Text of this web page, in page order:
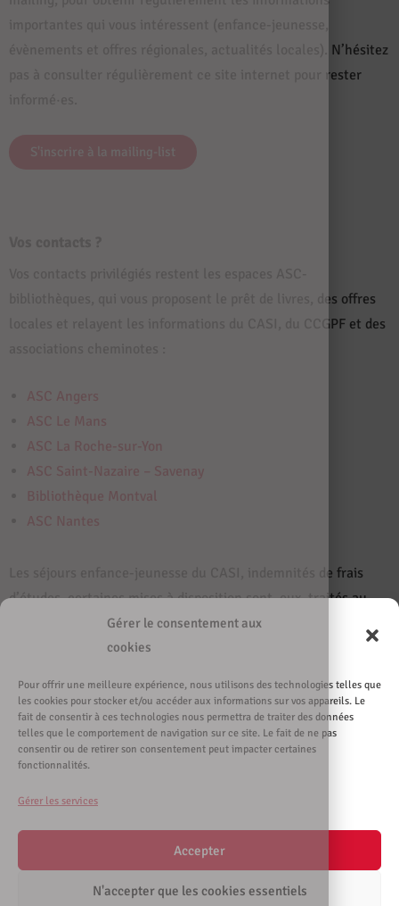
Gérer le consentement aux
cookies
Pour offrir une meilleure expérience, nous utilisons des technologies telles que
les cookies pour stocker et/ou accéder aux informations sur vos appareils. Le
fait de consentir à ces technologies nous permettra de traiter des données
telles que le comportement de navigation sur ce site. Le fait de ne pas
consentir ou de retirer son consentement peut impacter certaines
fonctionnalités.
Gérer les services
Accepter
N'accepter que les cookies essentiels
évènements et offres régionales, actualités locales). N’hésitez
pas à consulter régulièrement ce site internet pour rester
S'inscrire à la mailing-list
bibliothèques, qui vous proposent le prêt de livres, des offres
locales et relayent les informations du CASI, du CCGPF et des
ASC Angers
ASC Le Mans
ASC La Roche-sur-Yon
ASC Saint-Nazaire – Savenay
Bibliothèque Montval
ASC Nantes
Les séjours enfance-jeunesse du CASI, indemnités de frais
d’études, certaines mises à disposition sont, eux, traités au
siège administratif, vous retrouverez les contacts appropriés
dans chacune des rubriques de ce site internet.
Contact
ez le
CASI de
Nantes
Sur les
réseaux
sociaux
Recevez
les
actuali
tés par
mail
mailing-
Le CASI
recrute